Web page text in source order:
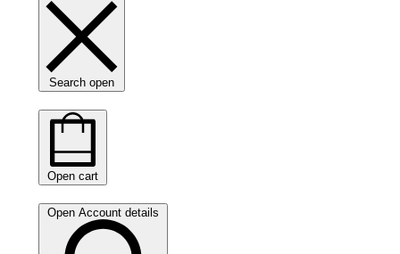
Search open
Open cart
Open Account details